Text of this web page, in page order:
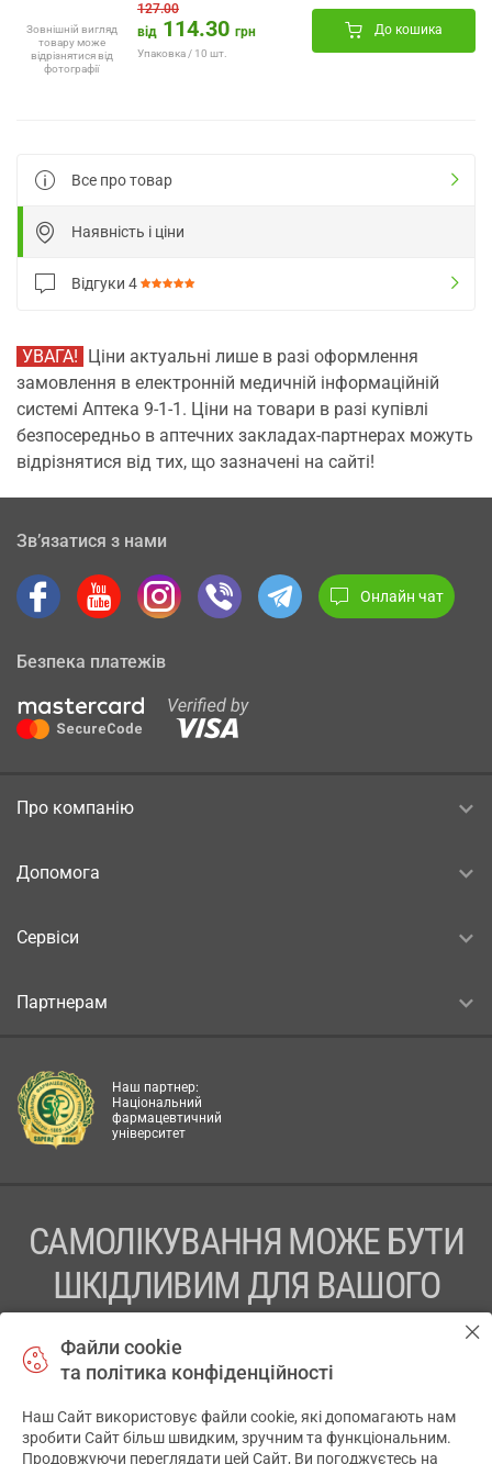
Зовнішній вигляд
товару може
відрізнятися від
фотографії
127.00
від 114.30 грн
Упаковка / 10 шт.
До кошика
Все про товар
Наявність і ціни
Відгуки 4
УВАГА! Ціни актуальні лише в разі оформлення
замовлення в електронній медичній інформаційній
системі Аптека 9-1-1. Ціни на товари в разі купівлі
безпосередньо в аптечних закладах-партнерах можуть
відрізнятися від тих, що зазначені на сайті!
Зв’язатися з нами
Онлайн чат
Безпека платежів
Про компанію
Допомога
Сервіси
Партнерам
Наш партнер:
Національний
фармацевтичний
університет
САМОЛІКУВАННЯ МОЖЕ БУТИ
ШКІДЛИВИМ ДЛЯ ВАШОГО
ПЕРЕД ЗАСТОСУВАННЯМ ПРЕПАРАТУ ПРОКОНСУЛЬТУЙТЕСЬ
ТОВ «АПТЕКА 911.ЮА» Код ЄДРПОУ 43631965.
Файли cookie
та політика конфіденційності
Наш Сайт використовує файли cookie, які допомагають нам
зробити Сайт більш швидким, зручним та функціональним.
Продовжуючи переглядати цей Сайт, Ви погоджуєтесь на
✕